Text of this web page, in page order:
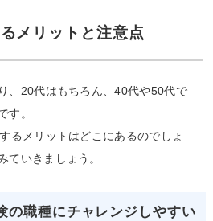
メリットと注意点
、20代はもちろん、40代や50代で
す。
るメリットはどこにあるのでしょ
ていきましょう。
の職種にチャレンジしやすい